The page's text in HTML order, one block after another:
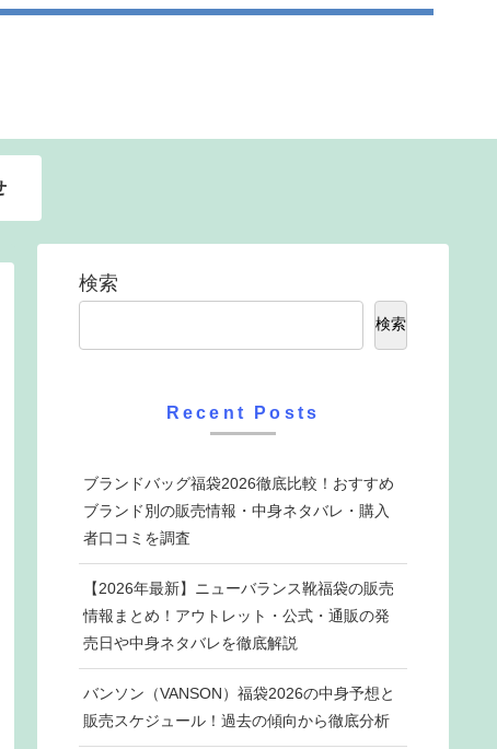
検索
検索
Recent Posts
ブランドバッグ福袋2026徹底比較！おすすめ
ブランド別の販売情報・中身ネタバレ・購入
者口コミを調査
【2026年最新】ニューバランス靴福袋の販売
情報まとめ！アウトレット・公式・通販の発
売日や中身ネタバレを徹底解説
バンソン（VANSON）福袋2026の中身予想と
販売スケジュール！過去の傾向から徹底分析